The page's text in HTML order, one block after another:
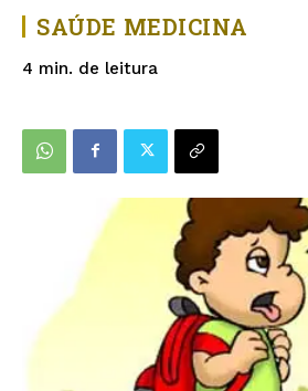
SAÚDE MEDICINA
4 min. de leitura